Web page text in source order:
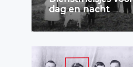
dag en nacht